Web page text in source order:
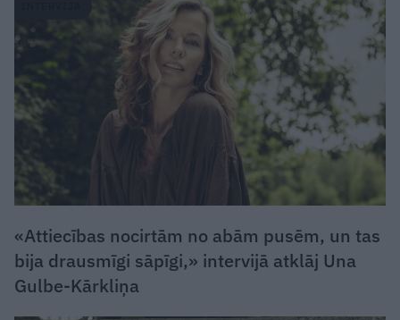
«Attiecības nocirtām no abām pusēm, un tas
bija drausmīgi sāpīgi,» intervijā atklāj Una
Gulbe-Kārkliņa